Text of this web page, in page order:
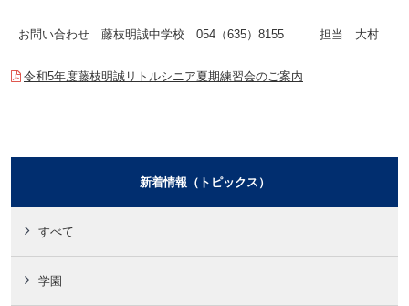
お問い合わせ 藤枝明誠中学校 054 （635） 8155 担当 大村
令和5年度藤枝明誠リトルシニア夏期練習会のご案内
新着情報（トピックス）
すべて
学園